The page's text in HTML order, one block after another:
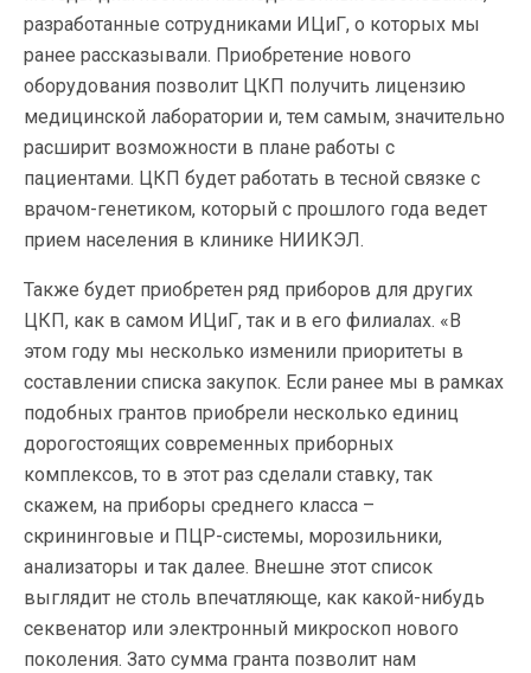
разработанные сотрудниками ИЦиГ, о которых мы
ранее рассказывали. Приобретение нового
оборудования позволит ЦКП получить лицензию
медицинской лаборатории и, тем самым, значительно
расширит возможности в плане работы с
пациентами. ЦКП будет работать в тесной связке с
врачом-генетиком, который с прошлого года ведет
прием населения в клинике НИИКЭЛ.
Также будет приобретен ряд приборов для других
ЦКП, как в самом ИЦиГ, так и в его филиалах. «В
этом году мы несколько изменили приоритеты в
составлении списка закупок. Если ранее мы в рамках
подобных грантов приобрели несколько единиц
дорогостоящих современных приборных
комплексов, то в этот раз сделали ставку, так
скажем, на приборы среднего класса –
скрининговые и ПЦР-системы, морозильники,
анализаторы и так далее. Внешне этот список
выглядит не столь впечатляюще, как какой-нибудь
секвенатор или электронный микроскоп нового
поколения. Зато сумма гранта позволит нам